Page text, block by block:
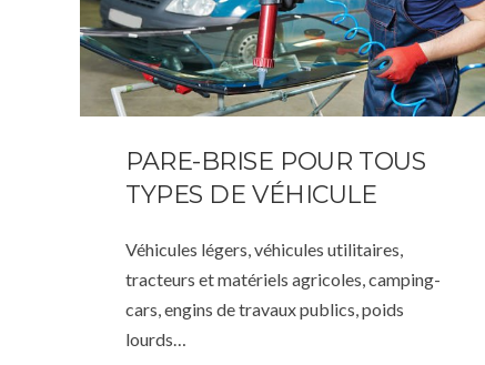
PARE-BRISE POUR TOUS
TYPES DE VÉHICULE
Véhicules légers, véhicules utilitaires,
tracteurs et matériels agricoles, camping-
cars, engins de travaux publics, poids
lourds…